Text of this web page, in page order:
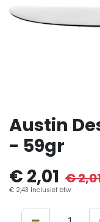
Austin
- 59gr
€ 2,01 €
€ 2,43 Inclusief btw